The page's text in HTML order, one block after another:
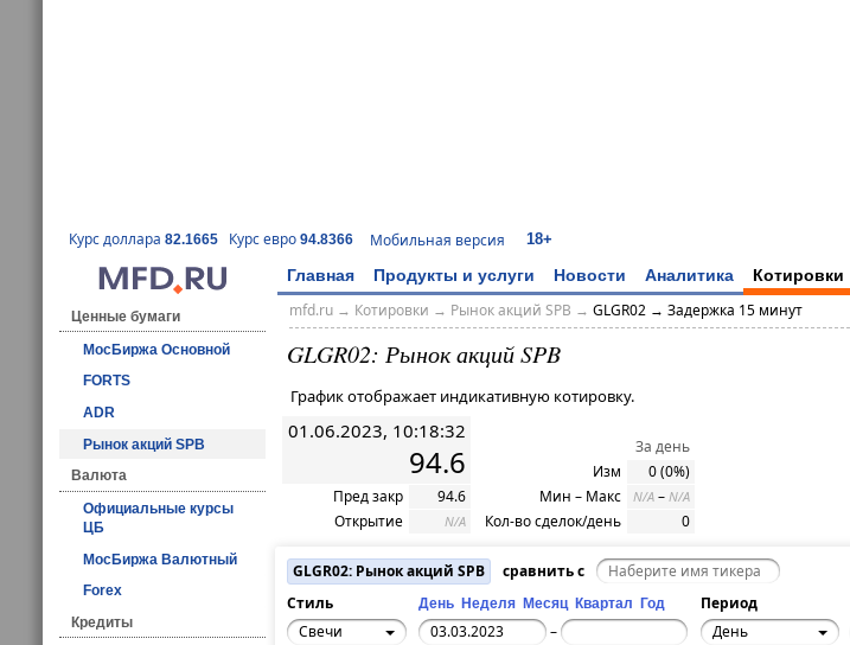
Курс доллара 82.1665 Курс евро 94.8366 Мобильная версия 18+
Главная Продукты и услуги Новости Аналитика Котировки
Ценные бумаги
МосБиржа Основной
FORTS
ADR
Рынок акций SPB
Валюта
Официальные курсы
ЦБ
МосБиржа Валютный
Forex
Кредиты
mfd.ru→ Котировки → Рынок акций SPB → GLGR02 → Задержка 15 минут
GLGR02: Рынок акций SPB
График отображает индикативную котировку.
01.06.2023, 10:18:32
94.6
Пред закр
94.6
Открытие
N/A
За день
Изм
0 (0%)
Мин – Макс
N/A – N/A
Кол-во сделок/день 0
GLGR02: Рынок акций SPB
сравнить с
Стиль
День Неделя Месяц Квартал Год Период
Свечи
– День